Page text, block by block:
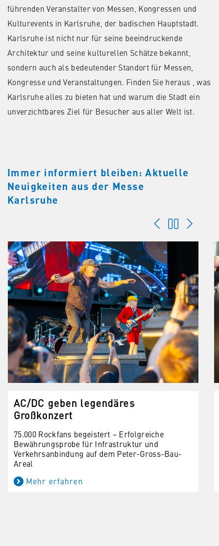
führenden Veranstalter von Messen, Kongressen und
Kulturevents in Karlsruhe, der badischen Hauptstadt.
Karlsruhe ist nicht nur für seine beeindruckende
Architektur und seine kulturellen Schätze bekannt,
sondern auch als bedeutender Standort für Messen,
Kongresse und Veranstaltungen. Finden Sie heraus , was
Karlsruhe alles zu bieten hat und warum die Stadt ein
unverzichtbares Ziel für Besucher aus aller Welt ist.
Immer informiert bleiben: Aktuelle
Neuigkeiten aus der Messe
Karlsruhe
AC/DC geben legendäres
Großkonzert
75.000 Rockfans begeistert – Erfolgreiche
Bewährungsprobe für Infrastruktur und
Verkehrsanbindung auf dem Peter-Gross-Bau-
Areal
Mehr erfahren